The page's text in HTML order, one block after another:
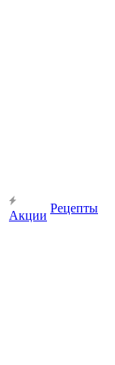
Акции
Рецепты